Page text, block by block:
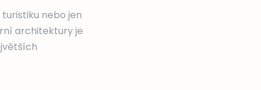
nebo jen
architektury je